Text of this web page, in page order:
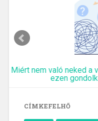
Miért nem való neked a
ezen
CÍMKEFELHŐ